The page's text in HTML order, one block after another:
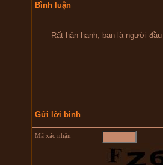
Bình luận
Rất hân hạnh, bạn là người đầu
Gửi lời bình
Mã xác nhận